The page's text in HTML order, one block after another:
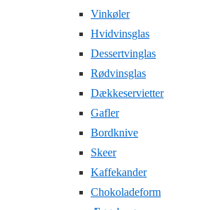
Vinkøler
Hvidvinsglas
Dessertvinglas
Rødvinsglas
Dækkeservietter
Gafler
Bordknive
Skeer
Kaffekander
Chokoladeform